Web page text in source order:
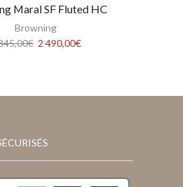
Maral SF Fluted HC
Browning
€ Le
2 490,00€Le